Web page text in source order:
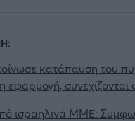
κατάπαυση του
συνεχίζονται
ισραηλινά ΜΜΕ: